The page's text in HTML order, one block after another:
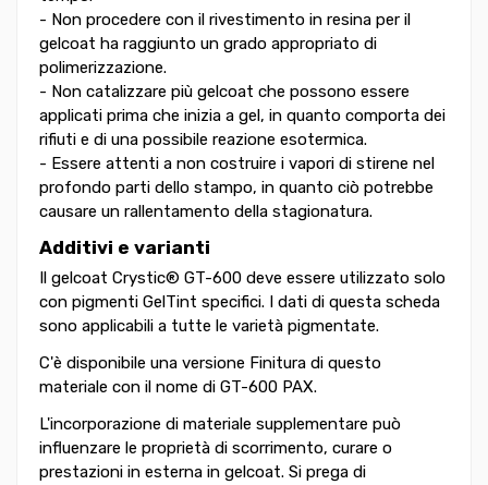
- Non procedere con il rivestimento in resina per il
gelcoat ha raggiunto un grado appropriato di
polimerizzazione.
- Non catalizzare più gelcoat che possono essere
applicati prima che inizia a gel, in quanto comporta dei
rifiuti e di una possibile reazione esotermica.
- Essere attenti a non costruire i vapori di stirene nel
profondo parti dello stampo, in quanto ciò potrebbe
causare un rallentamento della stagionatura.
Additivi e varianti
Il gelcoat Crystic® GT-600 deve essere utilizzato solo
con pigmenti GelTint specifici. I dati di questa scheda
sono applicabili a tutte le varietà pigmentate.
C'è disponibile una versione Finitura di questo
materiale con il nome di GT-600 PAX.
L'incorporazione di materiale supplementare può
influenzare le proprietà di scorrimento, curare o
prestazioni in esterna in gelcoat. Si prega di